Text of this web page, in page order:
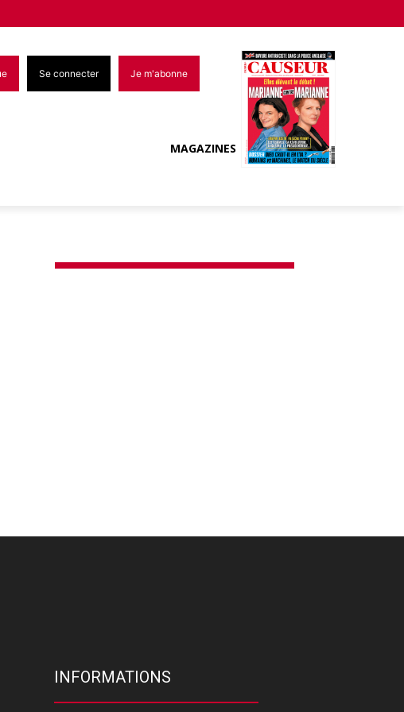
Se connecter Je m'abonne
MAGAZINES
INFORMATIONS